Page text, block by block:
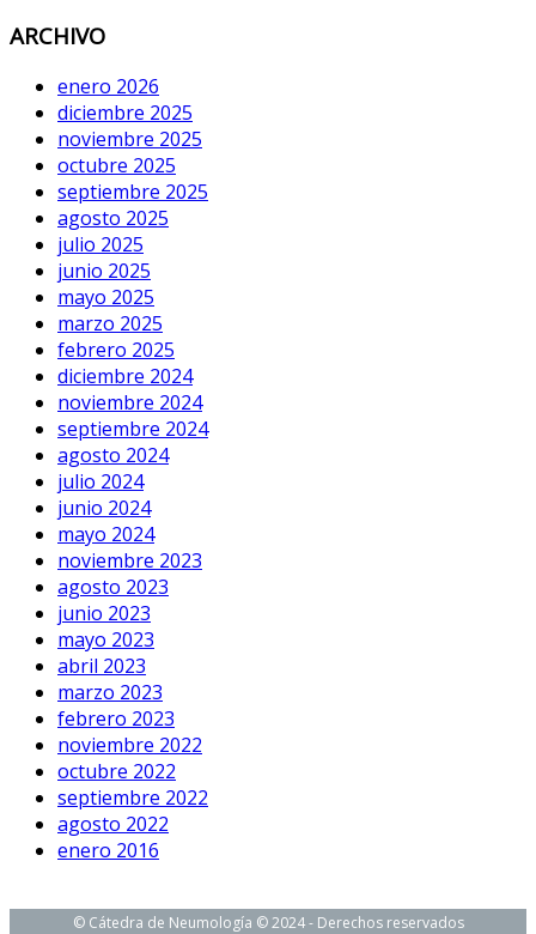
ARCHIVO
enero 2026
diciembre 2025
noviembre 2025
octubre 2025
septiembre 2025
agosto 2025
julio 2025
junio 2025
mayo 2025
marzo 2025
febrero 2025
diciembre 2024
noviembre 2024
septiembre 2024
agosto 2024
julio 2024
junio 2024
mayo 2024
noviembre 2023
agosto 2023
junio 2023
mayo 2023
abril 2023
marzo 2023
febrero 2023
noviembre 2022
octubre 2022
septiembre 2022
agosto 2022
enero 2016
© Cátedra de Neumología © 2024 - Derechos reservados